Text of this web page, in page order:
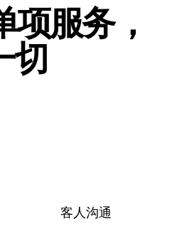
服⁠务，
切
客人沟通